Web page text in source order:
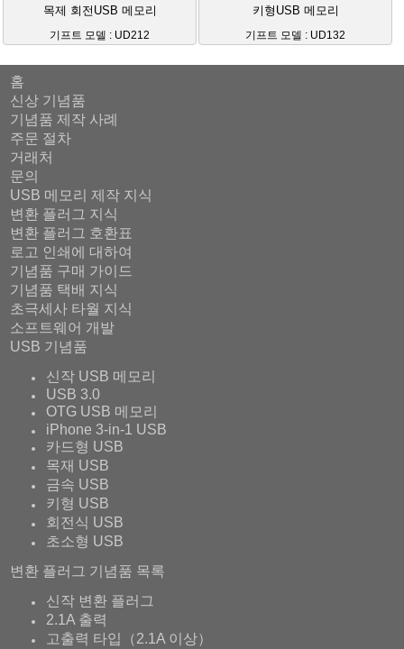
목제 회전USB 메모리
기프트 모델 : UD212
키형USB 메모리
기프트 모델 : UD132
홈
신상 기념품
기념품 제작 사례
주문 절차
거래처
문의
USB 메모리 제작 지식
변환 플러그 지식
변환 플러그 호환표
로고 인쇄에 대하여
기념품 구매 가이드
기념품 택배 지식
초극세사 타월 지식
소프트웨어 개발
USB 기념품
신작 USB 메모리
USB 3.0
OTG USB 메모리
iPhone 3-in-1 USB
카드형 USB
목재 USB
금속 USB
키형 USB
회전식 USB
초소형 USB
변환 플러그 기념품 목록
신작 변환 플러그
2.1A 출력
고출력 타입（2.1A 이상）